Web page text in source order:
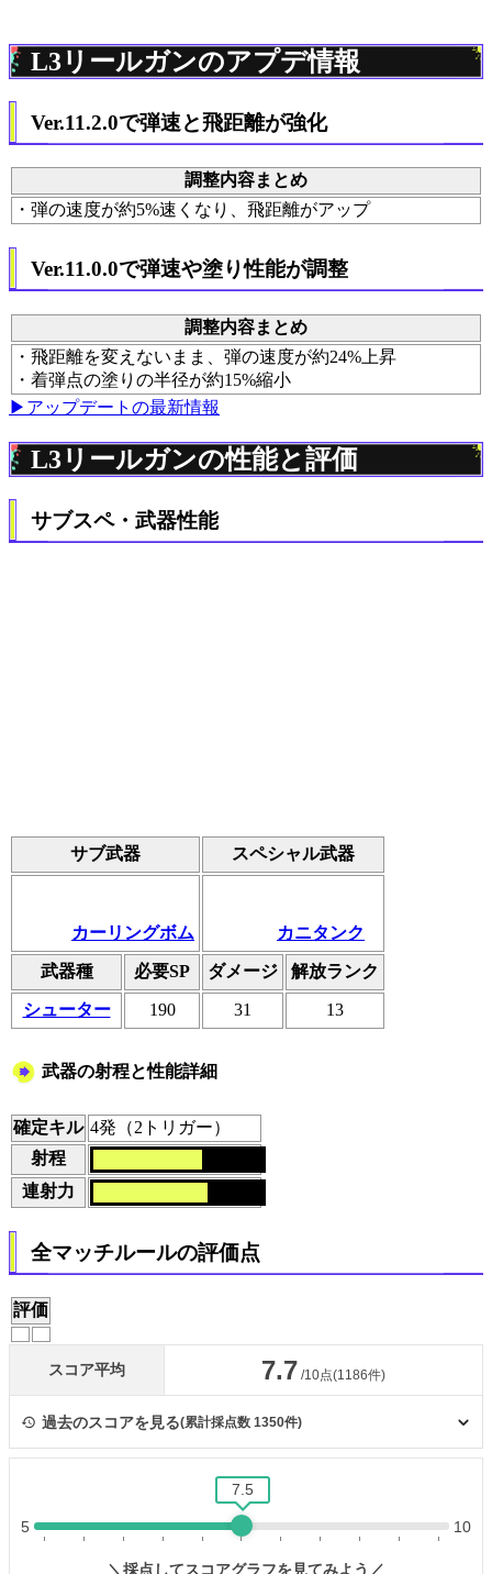
L3リールガンのアプデ情報
Ver.11.2.0で弾速と飛距離が強化
調整内容まとめ
・弾の速度が約5%速くなり、飛距離がアップ
Ver.11.0.0で弾速や塗り性能が調整
調整内容まとめ
・飛距離を変えないまま、弾の速度が約24%上昇
・着弾点の塗りの半径が約15%縮小
▶アップデートの最新情報
L3リールガンの性能と評価
サブスペ・武器性能
サブ武器 スペシャル武器
カーリングボム カニタンク
武器種 必要SP ダメージ 解放ランク
シューター 190 31 13
武器の射程と性能詳細
確定キル 4発（2トリガー）
射程
連射力
全マッチルールの評価点
評価